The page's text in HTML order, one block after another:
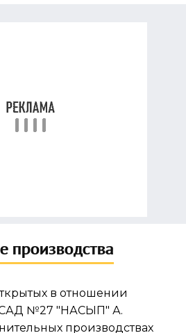
производства
в отношении
№27 "НАСЫП" А.
производствах